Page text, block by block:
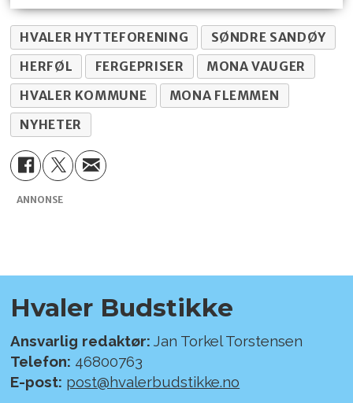
HVALER HYTTEFORENING
SØNDRE SANDØY
HERFØL
FERGEPRISER
MONA VAUGER
HVALER KOMMUNE
MONA FLEMMEN
NYHETER
ANNONSE
Hvaler Budstikke
Ansvarlig redaktør: Jan Torkel Torstensen
Telefon: 46800763
E-post: post@hvalerbudstikke.no